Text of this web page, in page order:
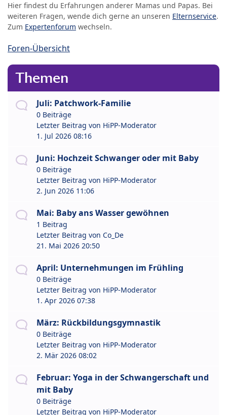
Hier findest du Erfahrungen anderer Mamas und Papas. Bei
weiteren Fragen, wende dich gerne an unseren Elternservice.
Zum Expertenforum wechseln.
Foren-Übersicht
Themen
Juli: Patchwork-Familie
0 Beiträge
Letzter Beitrag von HiPP-Moderator
1. Jul 2026 08:16
Juni: Hochzeit Schwanger oder mit Baby
0 Beiträge
Letzter Beitrag von HiPP-Moderator
2. Jun 2026 11:06
Mai: Baby ans Wasser gewöhnen
1 Beitrag
Letzter Beitrag von Co_De
21. Mai 2026 20:50
April: Unternehmungen im Frühling
0 Beiträge
Letzter Beitrag von HiPP-Moderator
1. Apr 2026 07:38
März: Rückbildungsgymnastik
0 Beiträge
Letzter Beitrag von HiPP-Moderator
2. Mär 2026 08:02
Februar: Yoga in der Schwangerschaft und
mit Baby
0 Beiträge
Letzter Beitrag von HiPP-Moderator